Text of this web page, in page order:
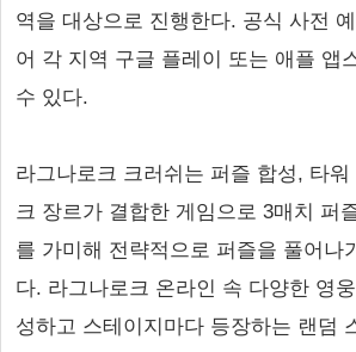
역을 대상으로 진행한다. 공식 사전
어 각 지역 구글 플레이 또는 애플 앱
수 있다.
라그나로크 크러쉬는 퍼즐 합성, 타워
크 장르가 결합한 게임으로 3매치 퍼
를 가미해 전략적으로 퍼즐을 풀어나
다. 라그나로크 온라인 속 다양한 영
성하고 스테이지마다 등장하는 랜덤